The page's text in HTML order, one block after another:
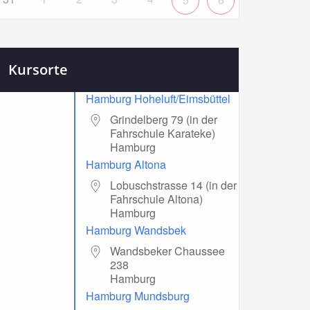
Kursorte
Hamburg Hoheluft/Eimsbüttel
Grindelberg 79 (in der
Fahrschule Karateke)
Hamburg
Hamburg Altona
Lobuschstrasse 14 (in der
Fahrschule Altona)
Hamburg
Hamburg Wandsbek
Wandsbeker Chaussee
238
Hamburg
Hamburg Mundsburg